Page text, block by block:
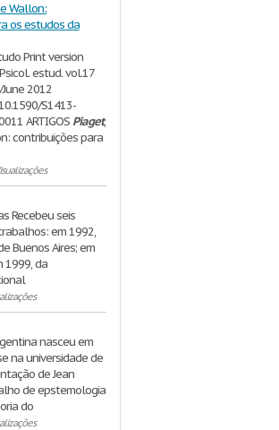
Wallon:
os estudos da
Print version
estud. vol.17
2012
S1413-
ARTIGOS Piaget,
contribuições para
Recebeu seis
em 1992,
Buenos Aires; em
1999, da
nasceu em
na universidade de
de Jean
de epstemologia
do